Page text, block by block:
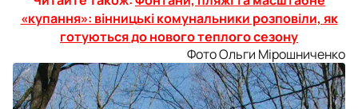
«купання»: вінницькі комунальники розповіли, як
готуються до нового теплого сезону
Фото Ольги Мірошниченко